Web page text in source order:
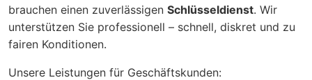
brauchen einen zuverlässigen Schlüsseldienst. Wir
unterstützen Sie professionell – schnell, diskret und zu
fairen Konditionen.
Unsere Leistungen für Geschäftskunden: